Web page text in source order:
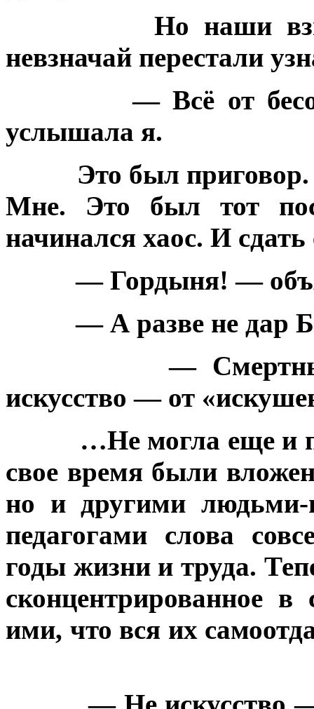
Но наши
невзначай перестали
— Всё от
услышала я.
Это был
Мне. Это был тот
начинался хаос. И сдать
— Гордыня! —
— А разве не дар
—
искусство — от
…Не могла еще и
свое время были
но и другими людьми-
педагогами слова
годы жизни и труда.
сконцентрированное
ими, что вся их